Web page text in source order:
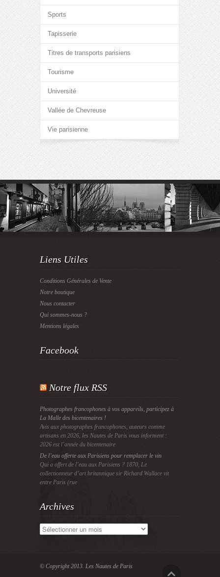
Sports
Tapisserie
Titres de transports parisiens
Tourisme
Université
Vallée de Chevreuse
Vie parisienne
Liens Utiles
Conditions Générales de Vente
Notre boutique
Nous contacter
Qui sommes-nous ?
Mentions légales
Facebook
Notre flux RSS
Photographes francophones à vos appareils, participez à
La Malle des bicentenaires !
Avis aux photographes francophones, auteurs comme
artisans en 2026, les Nautes de Paris vous informent :
2026 est l’année du bicentenaire
De l’eau offerte aux Parisiens pour remplacer le vin
Qui a offert de l’eau aux Parisiens ? 1870, Le
collectionneur d’art britannique sir Richard Wallace vit
entre Paris (rue
Archives
Archives
© Copyright 2013. Les Nautes de Paris